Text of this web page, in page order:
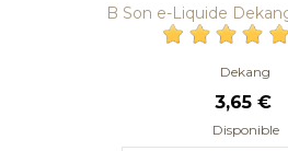
B Son e-Liquide
Dekang
3,65 €
Disponible